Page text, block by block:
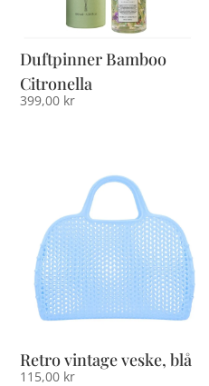
Duftpinner Bamboo
Citronella
399,00 kr
Retro vintage veske, blå
115,00 kr